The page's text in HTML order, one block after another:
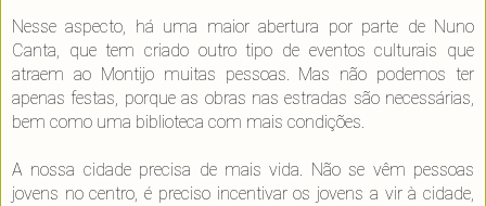
Nesse aspecto, há uma maior abertura por parte de Nuno
Canta, que tem criado outro tipo de eventos culturais que
atraem ao Montijo muitas pessoas. Mas não podemos ter
apenas festas, porque as obras nas estradas são necessárias,
bem como uma biblioteca com mais condições.
A nossa cidade precisa de mais vida. Não se vêm pessoas
jovens no centro, é preciso incentivar os jovens a vir à cidade,